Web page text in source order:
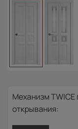
Механизм TWICE
открывания: